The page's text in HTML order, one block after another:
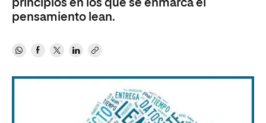
principios en los que se enmarca el
pensamiento lean.